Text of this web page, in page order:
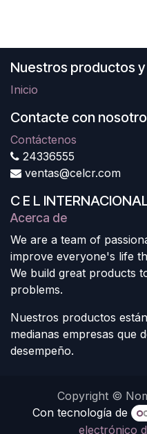
Nuestros productos
Inicio
Contacte con
Contáctenos
24336555
ventas@celcr.com
C E L
Acerca de
We are a team of
improve everyone's life
We build great products
problems.
Nuestros productos
medianas empresas que
desempeño.
Copyright ©
Con tecnología de
electrónico